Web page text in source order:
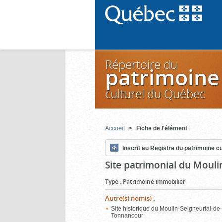
Répertoire du
patrimoine
culturel du Québec
Accueil Fiche de l'élément
Inscrit au Registre du patrimoine
Site patrimonial du
Type : Patrimoine immobilier
Autre(s) nom(s) :
Site historique du Moulin-Seigneurial-de-
Tonnancour